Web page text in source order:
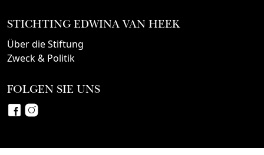
STICHTING EDWINA VAN HEEK
Über die Stiftung
Zweck & Politik
FOLGEN SIE UNS